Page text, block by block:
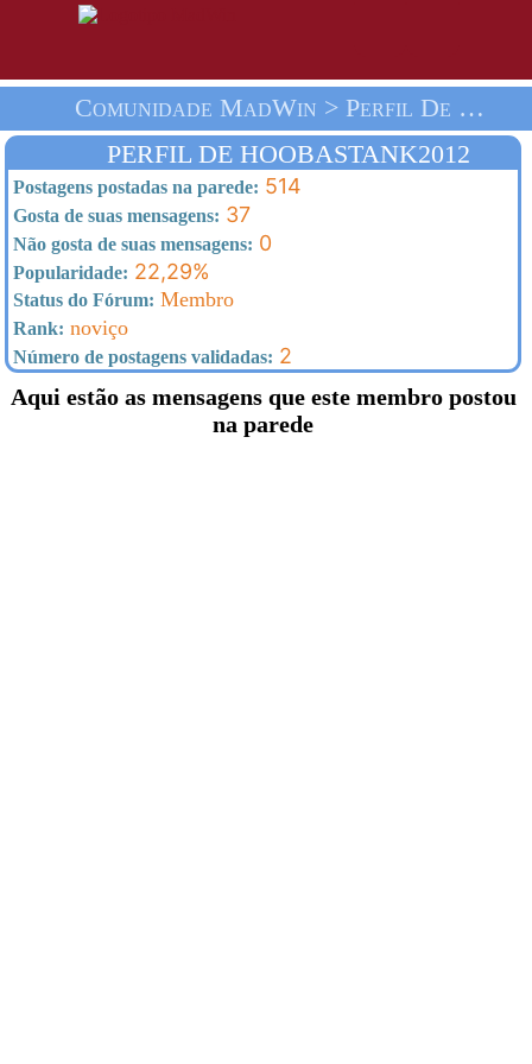
Comunidade MadWin > Perfil De Hoobastank2012 > Homepage
PERFIL DE HOOBASTANK2012
Postagens postadas na parede: 514
Gosta de suas mensagens: 37
Não gosta de suas mensagens: 0
Popularidade: 22,29%
Status do Fórum: Membro
Rank: noviço
Número de postagens validadas: 2
Aqui estão as mensagens que este membro postou
na parede